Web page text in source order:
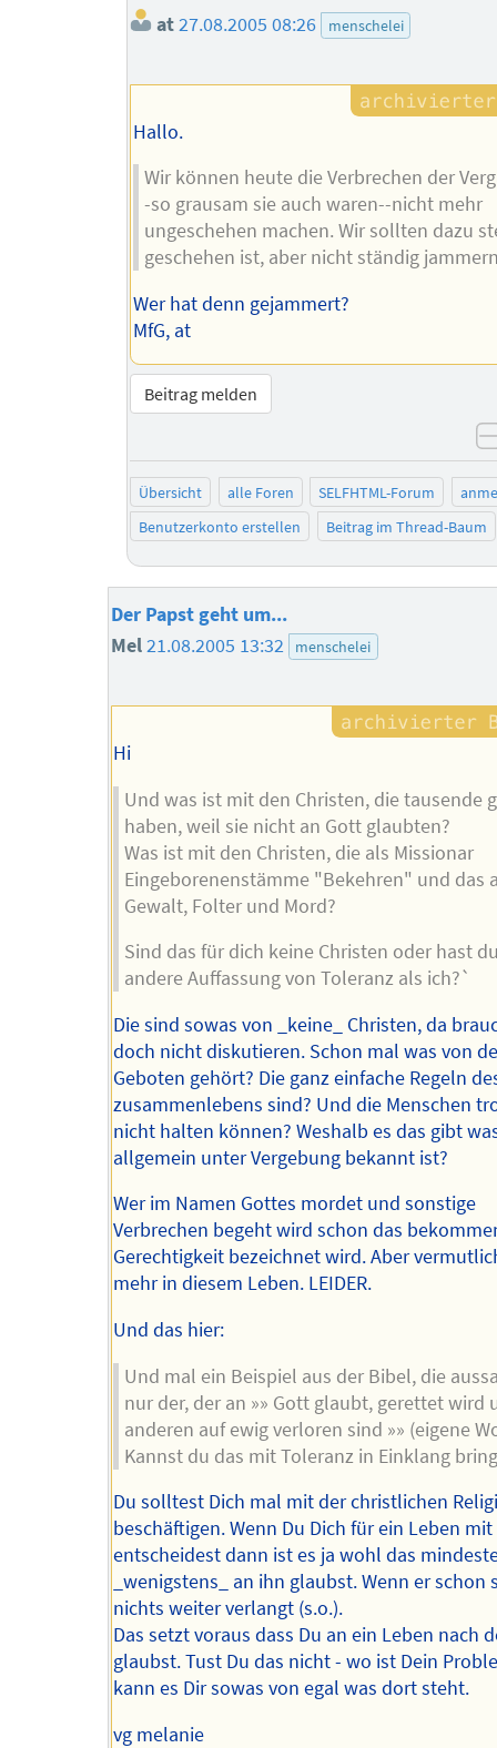
at27.08.2005 08:26 menschelei
Hallo.
Wir können heute die Verbrechen der
-so grausam sie auch waren--nicht mehr
ungeschehen machen. Wir sollten dazu
geschehen ist, aber nicht ständig
Wer hat denn gejammert?
MfG, at
Beitrag melden
Übersicht alle Foren SELFHTML-Forum
Benutzerkonto erstellen
Beitrag im Thread-Baum
Der Papst geht um...
Mel21.08.2005 13:32 menschelei
Hi
Und was ist mit den Christen, die tausende
haben, weil sie nicht an Gott glaubten?
Was ist mit den Christen, die als Missionar
Eingeborenenstämme "Bekehren" und das
Gewalt, Folter und Mord?
Sind das für dich keine Christen oder hast
andere Auffassung von Toleranz als ich?`
Die sind sowas von _keine_ Christen, da
doch nicht diskutieren. Schon mal was von
Geboten gehört? Die ganz einfache Regeln
zusammenlebens sind? Und die Menschen
nicht halten können? Weshalb es das gibt
allgemein unter Vergebung bekannt ist?
Wer im Namen Gottes mordet und sonstige
Verbrechen begeht wird schon das
Gerechtigkeit bezeichnet wird. Aber
mehr in diesem Leben. LEIDER.
Und das hier:
Und mal ein Beispiel aus der Bibel, die
nur der, der an »» Gott glaubt, gerettet wird
anderen auf ewig verloren sind »» (eigene
Kannst du das mit Toleranz in Einklang
Du solltest Dich mal mit der christlichen
beschäftigen. Wenn Du Dich für ein Leben
entscheidest dann ist es ja wohl das
_wenigstens_ an ihn glaubst. Wenn er schon
nichts weiter verlangt (s.o.).
Das setzt voraus dass Du an ein Leben nach
glaubst. Tust Du das nicht - wo ist Dein
kann es Dir sowas von egal was dort steht.
vg melanie